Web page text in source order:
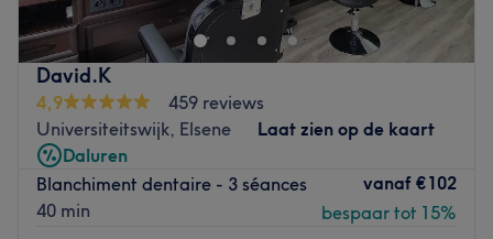
David.K
4,9
459 reviews
Universiteitswijk, Elsene
Laat zien op de kaart
Daluren
Blanchiment dentaire - 3 séances
40 min
vanaf €102
bespaar tot 15%